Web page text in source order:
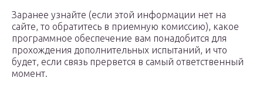
Заранее узнайте (если этой информации нет на
сайте, то обратитесь в приемную комиссию), какое
программное обеспечение вам понадобится для
прохождения дополнительных испытаний, и что
будет, если связь прервется в самый ответственный
момент.